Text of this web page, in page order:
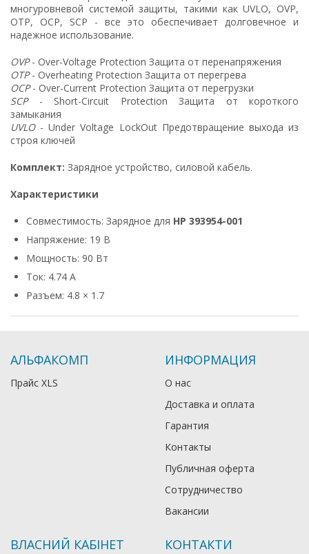
многуровневой системой защиты, такими как UVLO, OVP,
OTP, OCP, SCP - все это обеспечивает долговечное и
надежное использование.
OVP- Over-Voltage Protection Защита от перенапряжения
OTP- Overheating Protection Защита от перегрева
OCP- Over-Current Protection Защита от перегрузки
SCP- Short-Circuit Protection Защита от короткого
замыкания
UVLO- Under Voltage LockOut Предотвращение выхода из
строя ключей
Комплект: Зарядное устройство, силовой кабель.
Характеристики
Совместимость: Зарядное для HP 393954-001
Напряжение: 19 В
Мощность: 90 Вт
Ток: 4.74 А
Разъем: 4.8 × 1.7
АЛЬФАКОМП
Прайс XLS
ИНФОРМАЦИЯ
О нас
Доставка и оплата
Гарантия
Контакты
Публичная оферта
Сотрудничество
Вакансии
ВЛАСНИЙ КАБІНЕТ КОНТАКТИ